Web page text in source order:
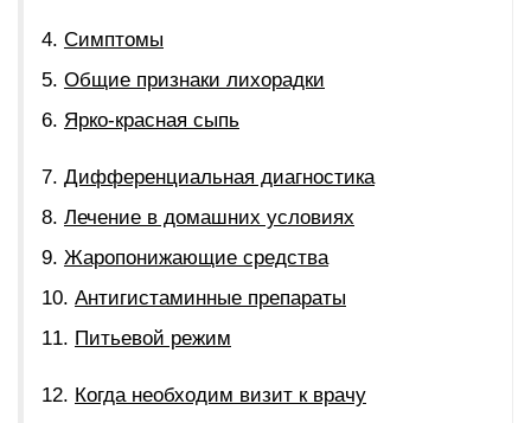
Симптомы
Общие признаки лихорадки
Ярко-красная сыпь
Дифференциальная диагностика
Лечение в домашних условиях
Жаропонижающие средства
Антигистаминные препараты
Питьевой режим
Когда необходим визит к врачу